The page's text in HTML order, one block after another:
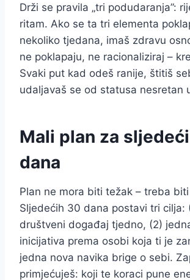
Drži se pravila „tri podudaranja”:
ritam. Ako se ta tri elementa
nekoliko tjedana, imaš zdravu
ne poklapaju, ne racionaliziraj –
Svaki put kad odeš ranije, štitiš
udaljavaš se od statusa nesretan
Mali plan za
dana
Plan ne mora biti težak – treba
Sljedećih 30 dana postavi tri cilja:
društveni događaj tjedno, (2)
inicijativa prema osobi koja ti je
jedna nova navika brige o sebi.
primjećuješ: koji te koraci pune